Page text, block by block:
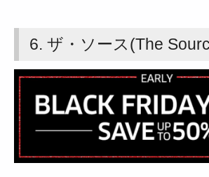
6. ザ・ソース(The